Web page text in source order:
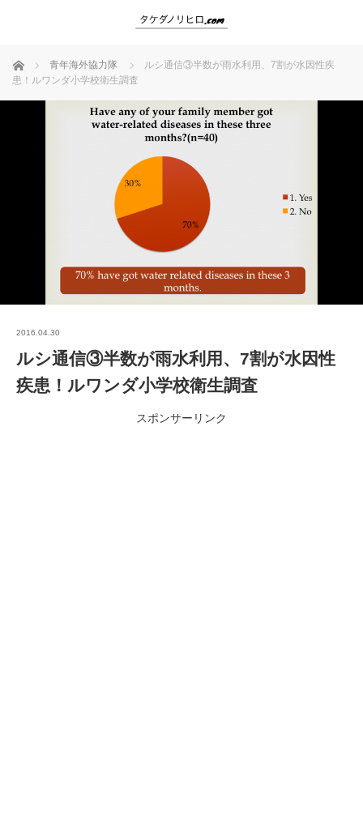
ホーム 青年海外協力隊
ルシ通信③半数が雨水利用、7割が水因性疾
患！ルワンダ小学校衛生調査
2016.04.30
ルシ通信③半数が雨水利用、7割が水因性
疾患！ルワンダ小学校衛生調査
スポンサーリンク